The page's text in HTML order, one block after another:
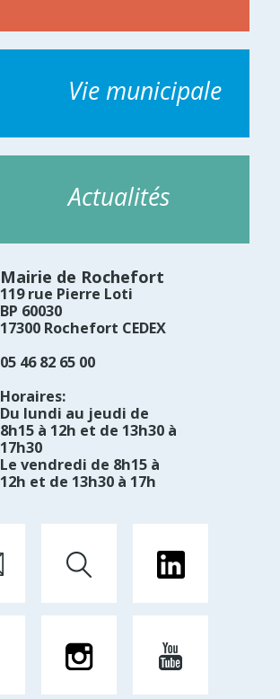
Vie municipale
Actualités
Mairie de Rochefort
119 rue Pierre Loti
BP 60030
17300 Rochefort CEDEX
05 46 82 65 00
Horaires:
Du lundi au jeudi de
8h15 à 12h et de 13h30 à
17h30
Le vendredi de 8h15 à
12h et de 13h30 à 17h